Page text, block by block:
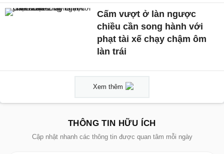
Cấm vượt ở làn ngược
chiều cần song hành với
phạt tài xế chạy chậm ôm
làn trái
Xem thêm
THÔNG TIN HỮU ÍCH
Cập nhật nhanh các thông tin được quan tâm mỗi ngày